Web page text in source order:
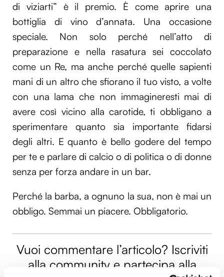
di viziarti” è il premio. È come aprire una
bottiglia di vino d’annata. Una occasione
speciale. Non solo perché nell’atto di
preparazione e nella rasatura sei coccolato
come un Re, ma anche perché quelle sapienti
mani di un altro che sfiorano il tuo visto, a volte
con una lama che non immagineresti mai di
avere così vicino alla carotide, ti obbligano a
sperimentare quanto sia importante fidarsi
degli altri. E quanto è bello godere del tempo
per te e parlare di calcio o di politica o di donne
senza per forza andare in un bar.
Perché la barba, a ognuno la sua, non è mai un
obbligo. Semmai un piacere. Obbligatorio.
Vuoi commentare l’articolo? Iscriviti
alla community e partecipa alla